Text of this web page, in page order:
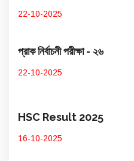
22-10-2025
প্রাক নির্বাচনী পরীক্ষা - ২৬
22-10-2025
HSC Result 2025
16-10-2025